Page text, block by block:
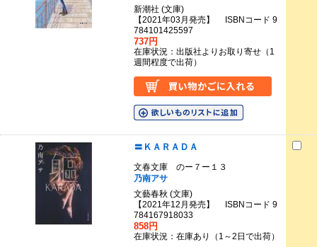
新潮社 (文庫)
【2021年03月発売】 ISBNコード 9
784101425597
737円
在庫状況：出版社よりお取り寄せ（1
週間程度で出荷）
〓ＫＡＲＡＤＡ
文春文庫 のー７ー１３
乃南アサ
文藝春秋 (文庫)
【2021年12月発売】 ISBNコード 9
784167918033
858円
在庫状況：在庫あり（1～2日で出荷）